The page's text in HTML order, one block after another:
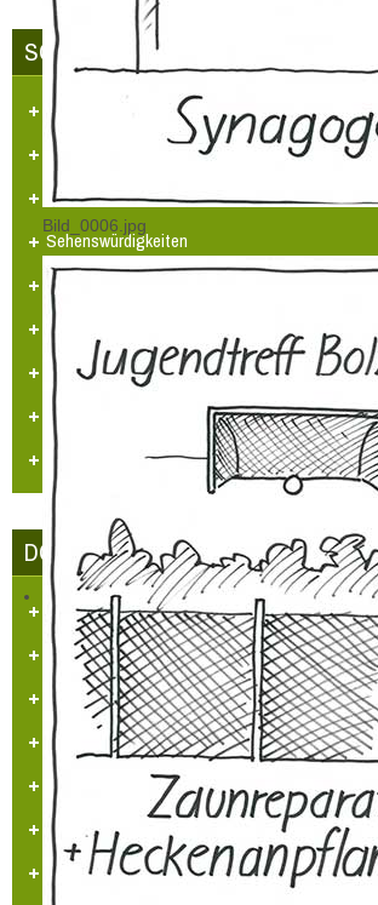
Bild_0006.jpg
SCHLOSS-STADT HÜLCHRATH
Ansichten-Bilder-Filme
Projekt - Info - Planungen
Projekte
Sehenswürdigkeiten
Heimatlied
Hülchrather Literatur
Heimatmaler P.M. Nellen
Vogelwelt in Hülchrath und Umgebung
Jüdisches Leben in Hülchrath
DORFGEMEINSCHAFT HÜLCHRATH
Ziele des Vereins
Satzung
Tätigkeitsberichte
Partner und Sponsoren
Ansprechpartner
Beitrittserklärung
Impressum/Kontakt